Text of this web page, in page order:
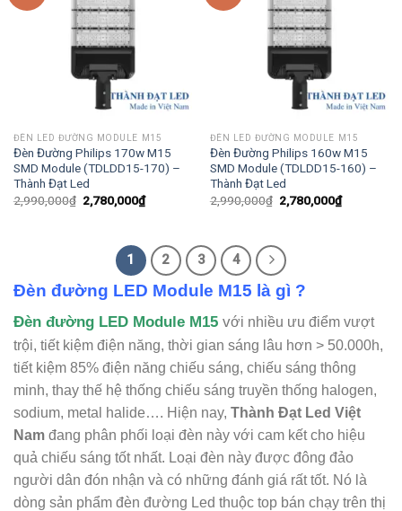
ĐÈN LED ĐƯỜNG MODULE M15
Đèn Đường Philips 170w M15
SMD Module (TDLDD15-170) –
Thành Đạt Led
2,990,000₫ Giá
gốc
2,780,000₫Giá
hiện
2,780,000₫.
ĐÈN LED ĐƯỜNG MODULE M15
Đèn Đường Philips 160w M15
SMD Module (TDLDD15-160) –
Thành Đạt Led
2,990,000₫ Giá
gốc
2,780,000₫Giá
hiện
1 2 3 4
Đèn đường LED Module M15 là gì ?
Đèn đường LED Module M15 với nhiều ưu điểm vượt
trội, tiết kiệm điện năng, thời gian sáng lâu hơn > 50.000h,
tiết kiệm 85% điện năng chiếu sáng, chiếu sáng thông
minh, thay thế hệ thống chiếu sáng truyền thống halogen,
sodium, metal halide…. Hiện nay, Thành Đạt Led Việt
Nam đang phân phối loại đèn này với cam kết cho hiệu
quả chiếu sáng tốt nhất. Loại đèn này được đông đảo
người dân đón nhận và có những đánh giá rất tốt. Nó là
dòng sản phẩm đèn đường Led thuộc top bán chạy trên thị